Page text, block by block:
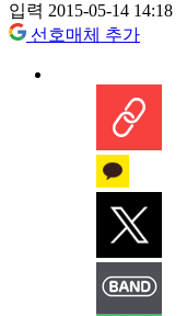
입력 2015-05-14 14:18
선호매체 추가